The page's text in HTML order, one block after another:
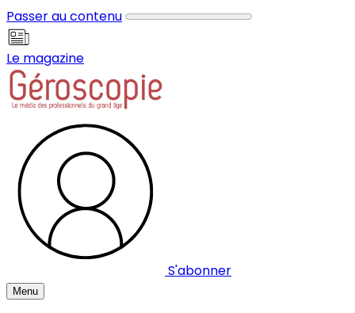
Passer au contenu
Le magazine
S'abonner
Menu
Panneau de gestion des cookies